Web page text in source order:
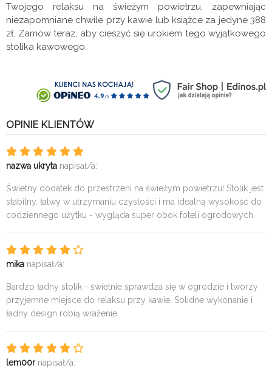
Twojego relaksu na świeżym powietrzu, zapewniając
niezapomniane chwile przy kawie lub książce za jedyne 388
zł. Zamów teraz, aby cieszyć się urokiem tego wyjątkowego
stolika kawowego.
OPINIE KLIENTÓW
nazwa ukryta napisał/a:
Świetny dodatek do przestrzeni na świeżym powietrzu! Stolik jest
stabilny, łatwy w utrzymaniu czystości i ma idealną wysokość do
codziennego użytku - wygląda super obok foteli ogrodowych.
mika napisał/a:
Bardzo ładny stolik - świetnie sprawdza się w ogrodzie i tworzy
przyjemne miejsce do relaksu przy kawie. Solidne wykonanie i
ładny design robią wrażenie.
lem00rnapisał/a: